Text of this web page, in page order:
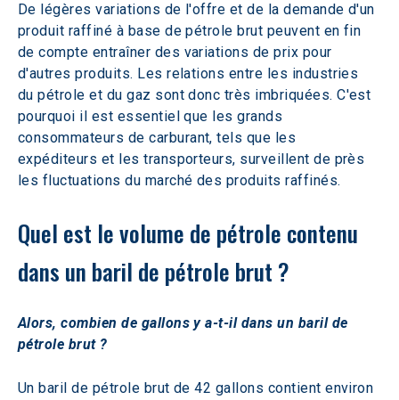
De légères variations de l'offre et de la demande d'un
produit raffiné à base de pétrole brut peuvent en fin
de compte entraîner des variations de prix pour
d'autres produits. Les relations entre les industries
du pétrole et du gaz sont donc très imbriquées. C'est
pourquoi il est essentiel que les grands
consommateurs de carburant, tels que les
expéditeurs et les transporteurs, surveillent de près
les fluctuations du marché des produits raffinés.
Quel est le volume de pétrole contenu
dans un baril de pétrole brut ?
Alors, combien de gallons y a-t-il dans un baril de
pétrole brut ?
Un baril de pétrole brut de 42 gallons contient environ